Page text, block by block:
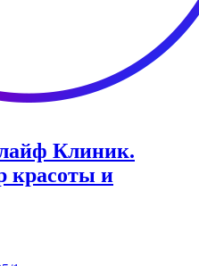
Клиник.
красоты и